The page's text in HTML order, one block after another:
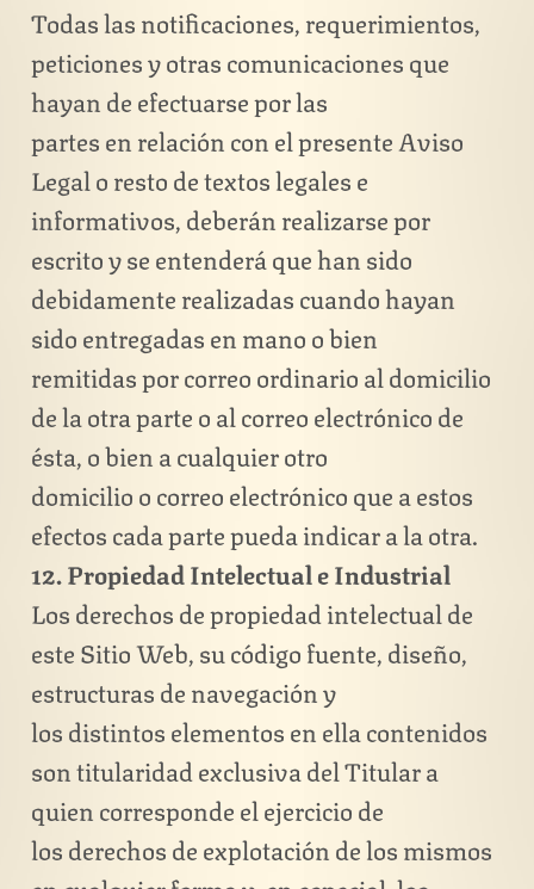
Todas las notificaciones, requerimientos,
peticiones y otras comunicaciones que
hayan de efectuarse por las
partes en relación con el presente Aviso
Legal o resto de textos legales e
informativos, deberán realizarse por
escrito y se entenderá que han sido
debidamente realizadas cuando hayan
sido entregadas en mano o bien
remitidas por correo ordinario al domicilio
de la otra parte o al correo electrónico de
ésta, o bien a cualquier otro
domicilio o correo electrónico que a estos
efectos cada parte pueda indicar a la otra.
12. Propiedad Intelectual e Industrial
Los derechos de propiedad intelectual de
este Sitio Web, su código fuente, diseño,
estructuras de navegación y
los distintos elementos en ella contenidos
son titularidad exclusiva del Titular a
quien corresponde el ejercicio de
los derechos de explotación de los mismos